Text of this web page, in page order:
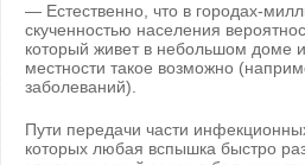
— Естественно, что в городах-
скученностью населения
который живет в небольшом доме
местности такое возможно
заболеваний).
Пути передачи части
которых любая вспышка быстро